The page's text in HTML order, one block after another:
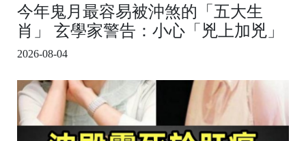
今年鬼月最容易被沖煞的「五大生
肖」 玄學家警告：小心「兇上加兇」
2026-08-04